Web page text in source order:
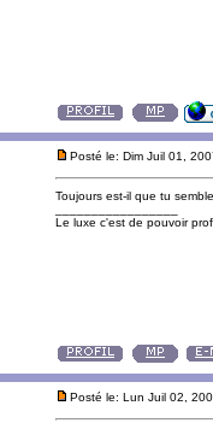
Posté le: Dim Juil 01,
Toujours est-il que tu
Le luxe c'est de pouvoir
Posté le: Lun Juil 02,